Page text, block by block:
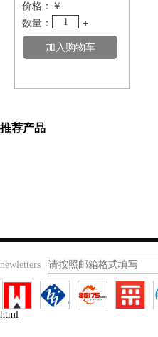
价格： ￥
数量：
1 +
推荐产品
newletters
html